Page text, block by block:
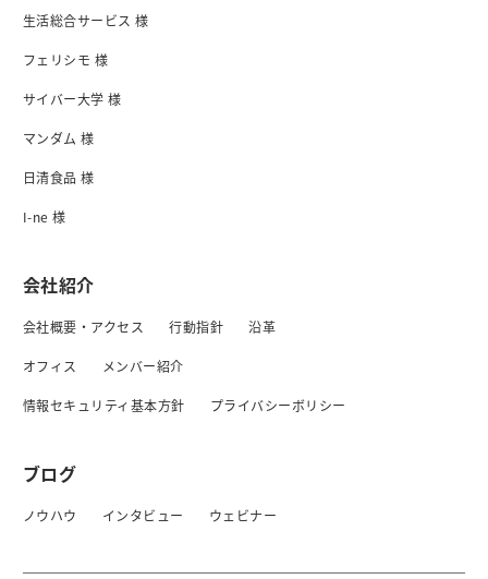
生活総合サービス 様
フェリシモ 様
サイバー大学 様
マンダム 様
日清食品 様
I-ne 様
会社紹介
会社概要・アクセス 行動指針 沿革
オフィス メンバー紹介
情報セキュリティ基本方針 プライバシーボリシー
ブログ
ノウハウ インタビュー ウェビナー